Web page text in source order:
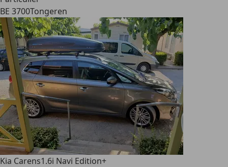
BE 3700Tongeren
Kia Carens1.6i Navi Edition+